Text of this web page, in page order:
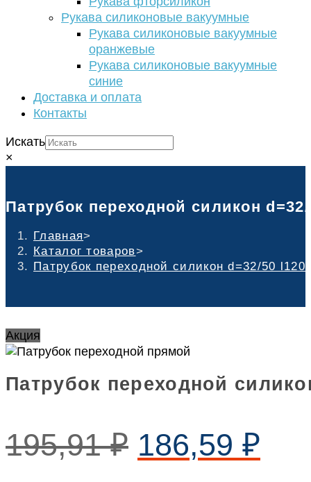
Рукава силиконовые вакуумные
Рукава силиконовые вакуумные
оранжевые
Рукава силиконовые вакуумные
синие
Доставка и оплата
Контакты
Искать
×
Патрубок переходной силикон
Главная>
Каталог товаров>
Патрубок переходной силикон d=32/50 l120
Акция
Патрубок переходной
195,91₽ 186,59 ₽